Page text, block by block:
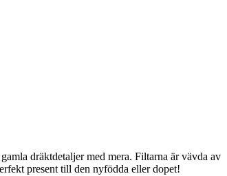
dräktdetaljer med mera. Filtarna är vävda av
present till den nyfödda eller dopet!